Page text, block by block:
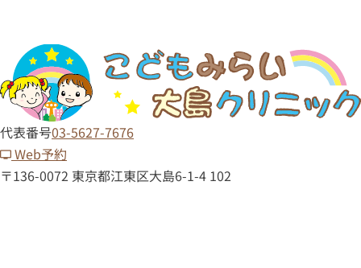
代表番号03-5627-7676
Web予約
〒136-0072 東京都江東区大島6-1-4 102